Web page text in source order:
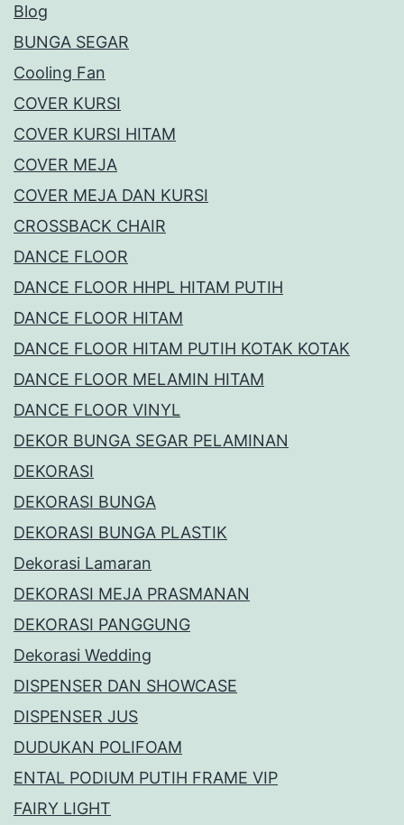
Blog
BUNGA SEGAR
Cooling Fan
COVER KURSI
COVER KURSI HITAM
COVER MEJA
COVER MEJA DAN KURSI
CROSSBACK CHAIR
DANCE FLOOR
DANCE FLOOR HHPL HITAM PUTIH
DANCE FLOOR HITAM
DANCE FLOOR HITAM PUTIH KOTAK KOTAK
DANCE FLOOR MELAMIN HITAM
DANCE FLOOR VINYL
DEKOR BUNGA SEGAR PELAMINAN
DEKORASI
DEKORASI BUNGA
DEKORASI BUNGA PLASTIK
Dekorasi Lamaran
DEKORASI MEJA PRASMANAN
DEKORASI PANGGUNG
Dekorasi Wedding
DISPENSER DAN SHOWCASE
DISPENSER JUS
DUDUKAN POLIFOAM
ENTAL PODIUM PUTIH FRAME VIP
FAIRY LIGHT